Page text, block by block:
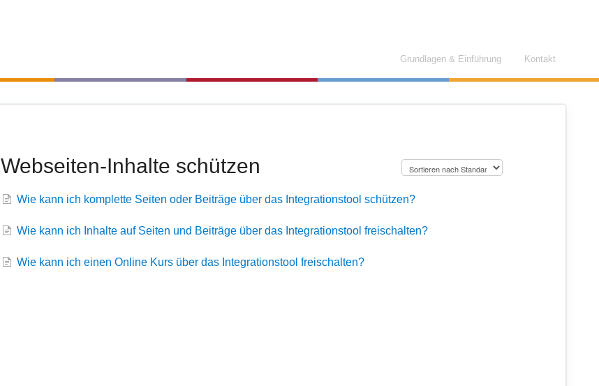
Grundlagen & Einführung Kontakt
Webseiten-Inhalte schützen
Wie kann ich komplette Seiten oder Beiträge über das Integrationstool schützen?
Wie kann ich Inhalte auf Seiten und Beiträge über das Integrationstool freischalten?
Wie kann ich einen Online Kurs über das Integrationstool freischalten?